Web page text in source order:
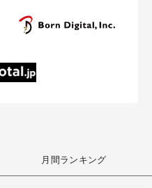
月間ランキング